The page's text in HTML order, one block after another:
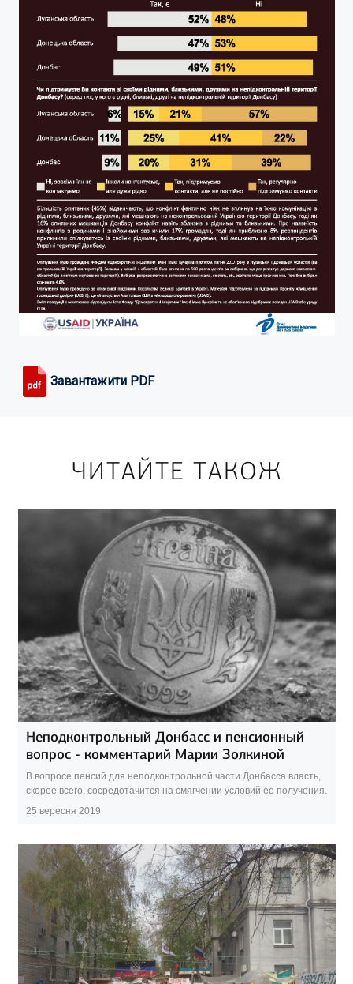
Завантажити PDF
ЧИТАЙТЕ ТАКОЖ
Неподконтрольный Донбасс и пенсионный
вопрос - комментарий Марии Золкиной
В вопросе пенсий для неподконтрольной части Донбасса власть,
скорее всего, сосредотачится на смягчении условий ее получения.
25 вересня 2019